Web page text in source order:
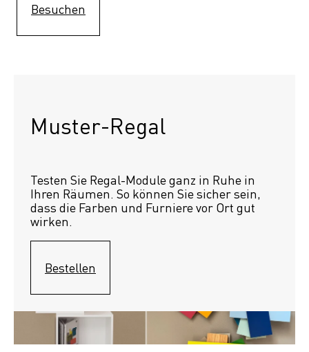
Besuchen
Muster-Regal
Testen Sie Regal-Module ganz in Ruhe in
Ihren Räumen. So können Sie sicher sein,
dass die Farben und Furniere vor Ort gut
wirken.
Bestellen